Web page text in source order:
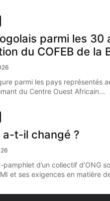
parmi les 30
du COFEB de la
parmi les pays représentés
du Centre Ouest Africain...
a-t-il changé ?
d’un collectif d’ONG
et ses exigences en matière